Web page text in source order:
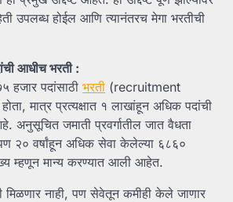
उपलब्ध होईल आणि त्यानंतरच मेगा भरतीची
आधीच भरती :
हजार पदांसाठी भरती (recruitment
मात्र प्रत्यक्षात १ लाखांहून अधिक पदांची
अनुसूचित जमाती प्रवर्गातील जात वैधता
२० वर्षांहून अधिक सेवा केलेल्या ६८६०
म्हणून मान्य करण्यात आली आहेत.
मिळणार नाही, पण सेवेतून कमीही केले जाणार